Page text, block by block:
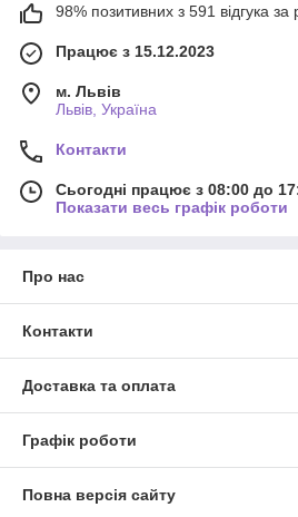
98% позитивних з 591 відгука за
Працює з 15.12.2023
м. Львів
Львів, Україна
Контакти
Сьогодні працює з 08:00 до
Показати весь графік роботи
Про нас
Контакти
Доставка та оплата
Графік роботи
Повна версія сайту